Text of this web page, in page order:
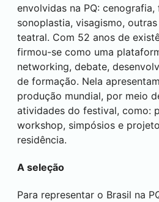
envolvidas na PQ:
sonoplastia, visagismo,
teatral. Com 52 anos de
firmou-se como uma
networking, debate,
de formação. Nela
produção mundial, por meio
atividades do festival, como:
workshop, simpósios e
residência.
A seleção
Para representar o Brasil na